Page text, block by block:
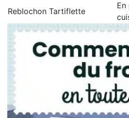
Reblochon Tartiflette